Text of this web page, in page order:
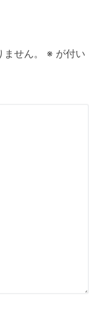
せん。 ※ が付い